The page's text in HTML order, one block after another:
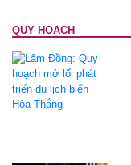
QUY HOẠCH